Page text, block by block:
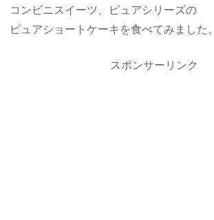
コンビニスイーツ、ピュアシリーズの
ピュアショートケーキを食べてみました。
スポンサーリンク